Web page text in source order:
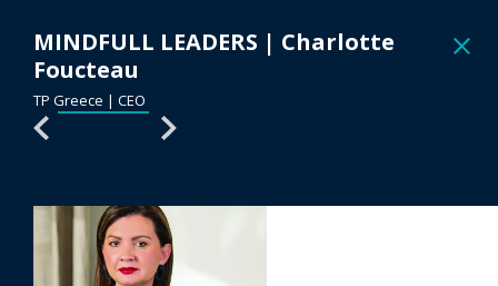
MINDFULL LEADERS | Charlotte
Foucteau
TP Greece | CEO